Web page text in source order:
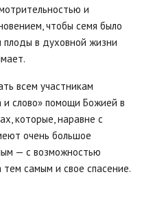
и
чтобы семя было
плоды в духовной жизни
всем участникам
слово» помощи Божией в
которые, наравне с
очень большое
— с возможностью
самым и свое спасение.